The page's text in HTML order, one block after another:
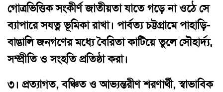
গোত্রভিত্তিক সংকীর্ণ জাতীয়তা যাতে গড়ে না ওঠে সে
ব্যাপারে সযত্ন ভূমিকা রাখা। পার্বত্য চট্টগ্রামে পাহাড়ি-
বাঙালি জনগণের মধ্যে বৈরিতা কাটিয়ে তুলে সৌহার্দ্য,
সম্প্রীতি ও সংহতি প্রতিষ্ঠা করা।
৩। প্রত্যাগত, বঞ্চিত ও আভ্যন্তরীণ শরণার্থী, স্বাভাবিক